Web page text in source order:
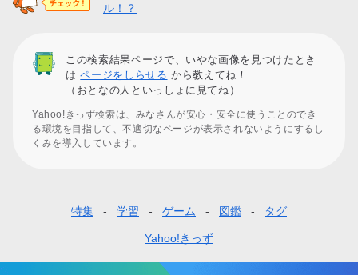
ル！？
この検索結果ページで、いやな画像を見つけたとき
はページをしらせる から教えてね！
（おとなの人といっしょに見てね）
Yahoo!きっず検索は、みなさんが安心・安全に使うことのでき
る環境を目指して、不適切なページが表示されないようにするし
くみを導入しています。
タ
特集 学習 ゲーム 図鑑 タグ
Yahoo!きっず